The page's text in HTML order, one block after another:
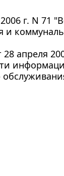
г. N 71
и
апреля